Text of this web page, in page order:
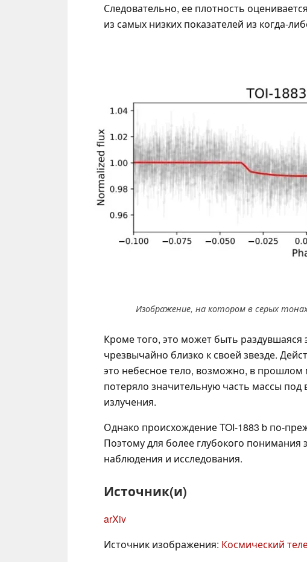
Следовательно, ее плотность
из самых низких показателей из когда-
Изображение, на котором в серых
Кроме того, это может быть раздувшаяся
чрезвычайно близко к своей звезде.
это небесное тело, возможно, в прошлом
потеряло значительную часть массы под
излучения.
Однако происхождение TOI-1883 b по-
Поэтому для более глубокого
наблюдения и исследования.
Источник(и)
arXiv
Источник изображения: Космический